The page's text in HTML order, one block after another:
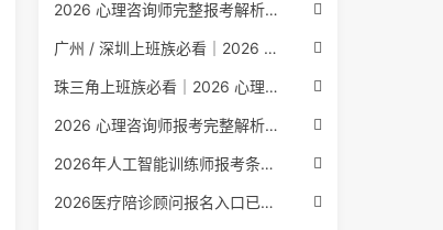
2026 心理咨询师完整报考解析（2017 国考取消后现行权威体系 + 避坑全指南）
广州 / 深圳上班族必看｜2026 心理咨询师考证指南，转行副业、情绪疏导双收益
珠三角上班族必看｜2026 心理咨询师考证指南，转行副业、情绪疏导双收益
2026 心理咨询师报考完整解析｜2017 国考取消后正规报考标准、流程避坑指南
2026年人工智能训练师报考条件与流程：2026年最新官方要求全面解读
2026医疗陪诊顾问报名入口已公布，全国报考条件流程政策全解析